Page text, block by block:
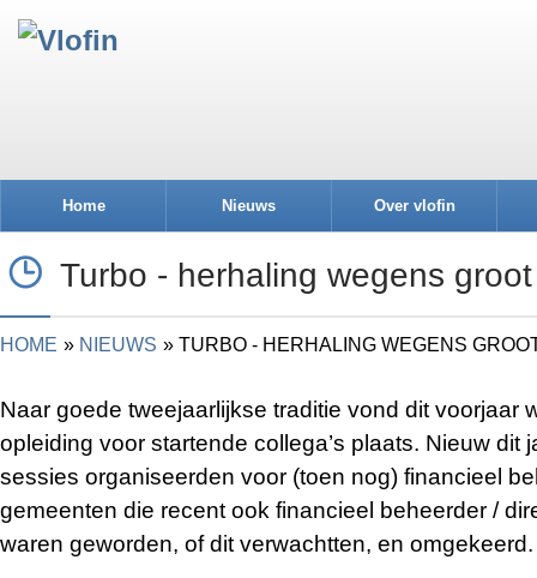
Home Nieuws Over vlofin
Turbo - herhaling wegens
HOME NIEUWS TURBO - HERHALING WEGENS
Naar goede tweejaarlijkse traditie vond dit voorjaar
opleiding voor startende collega’s plaats. Nieuw dit
sessies organiseerden voor (toen nog) financieel
gemeenten die recent ook financieel beheerder /
waren geworden, of dit verwachtten, en omgekeerd.